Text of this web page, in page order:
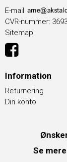
E-mail
CVR-nummer:
Sitemap
Information
Returnering
Din konto
Se